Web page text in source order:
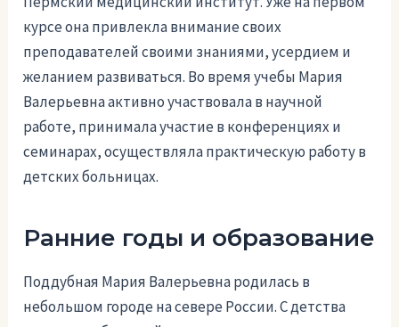
курсе она привлекла внимание своих
преподавателей своими знаниями, усердием и
желанием развиваться. Во время учебы Мария
Валерьевна активно участвовала в научной
работе, принимала участие в конференциях и
семинарах, осуществляла практическую работу в
детских больницах.
Ранние годы и образование
Поддубная Мария Валерьевна родилась в
небольшом городе на севере России. С детства